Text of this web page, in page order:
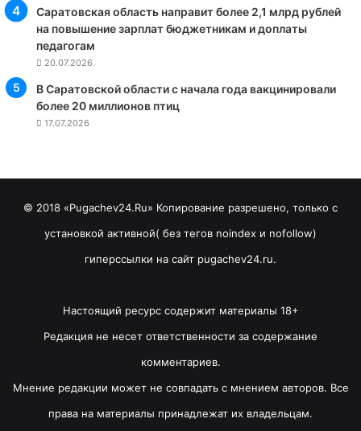
Саратовская область направит более 2,1 млрд рублей
на повышение зарплат бюджетникам и доплаты
педагогам
20.07.2026
В Саратовской области с начала года вакцинировали
более 20 миллионов птиц
17.07.2026
© 2018 «Pugachev24.Ru» Копирование разрешено, только с
установкой активной( без тегов noindex и nofollow)
гиперссылки на сайт pugachev24.ru.
Настоящий ресурс содержит материалы 18+
Редакция не несет ответственности за содержание
комментариев.
Мнение редакции может не совпадать с мнением авторов. Все
права на материалы принадлежат их владельцам.